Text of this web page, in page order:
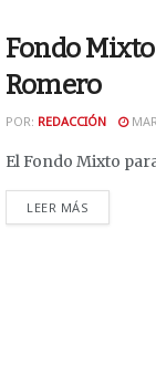
Fondo
Romero
POR: REDACCIÓN
El Fondo Mixto
LEER MÁS